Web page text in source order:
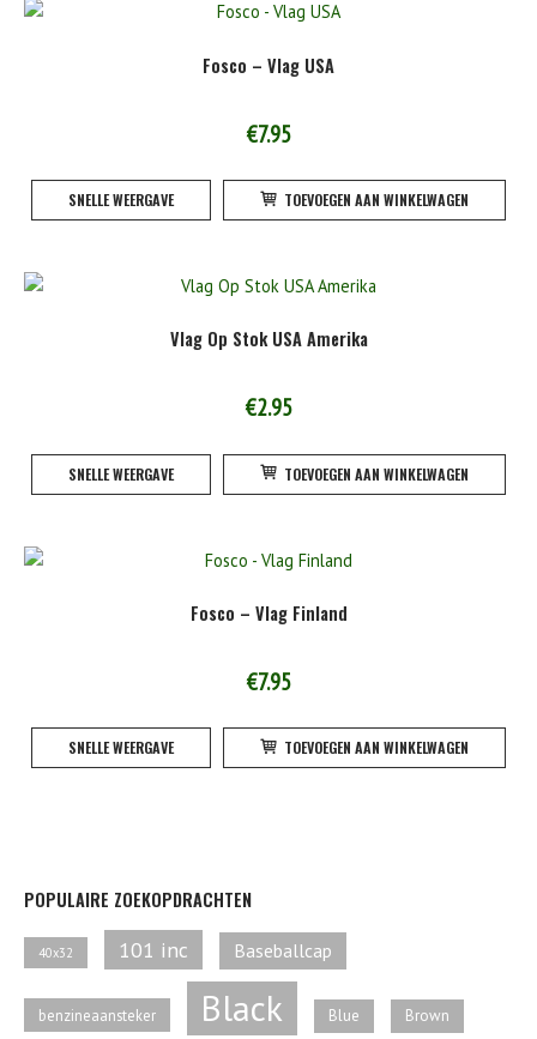
Fosco – Vlag USA
€7.95
SNELLE WEERGAVE TOEVOEGEN AAN WINKELWAGEN
Vlag Op Stok USA Amerika
€2.95
SNELLE WEERGAVE TOEVOEGEN AAN WINKELWAGEN
Fosco – Vlag Finland
€7.95
SNELLE WEERGAVE TOEVOEGEN AAN WINKELWAGEN
POPULAIRE ZOEKOPDRACHTEN
40x32 101 inc Baseballcap
benzineaansteker Black Blue Brown